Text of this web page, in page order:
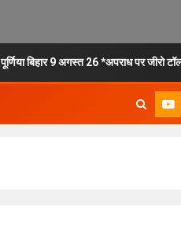
पूर्णिया बिहार 9 अगस्त 26 *अपराध पर जीरो